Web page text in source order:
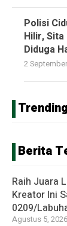
Polisi
Hilir, Sita
Diduga
2
Trending
Berita
Raih Juara
Kreator Ini
0209/
Agustus 5,